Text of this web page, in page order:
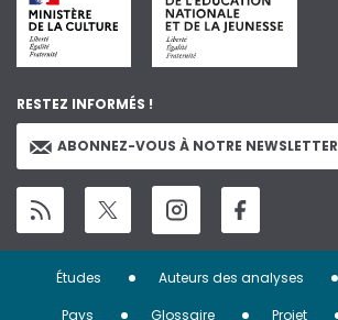
RESTEZ INFORMÉS !
ABONNEZ-VOUS À NOTRE NEWSLETTER
Menu
Études Auteurs des analyses
Pays
Glossaire Projet